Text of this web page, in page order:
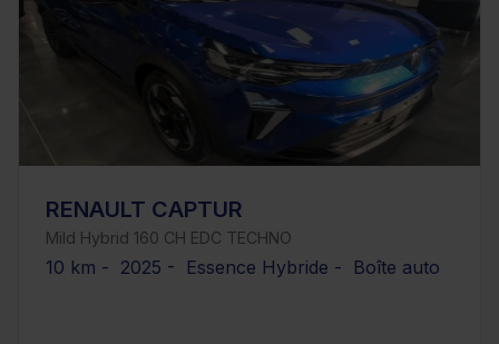
RENAULT CAPTUR
Mild Hybrid 160 CH EDC TECHNO
10 km - 2025 - Essence Hybride - Boîte auto